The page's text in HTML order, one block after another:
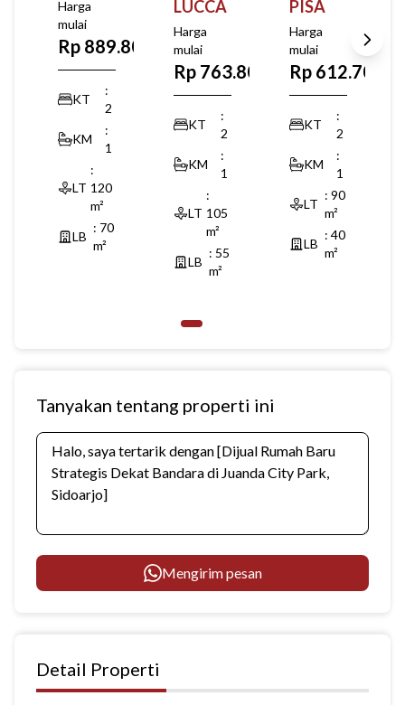
Harga
mulai
Rp 889.800.000
KT
:
2
KM
:
1
LT
:
120
m²
LB
: 70
m²
LUCCA
Harga
mulai
Rp 763.800.000
KT
:
2
KM
:
1
LT
:
105
m²
LB
: 55
m²
PISA
Harga
mulai
Rp
KT
:
2
KM
:
1
LT
:90
m²
LB
:40
m²
Tanyakan tentang properti ini
Mengirim pesan
Detail Properti